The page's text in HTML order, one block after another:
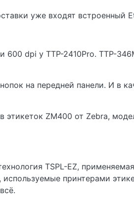
уже входят встроенный
600 dpi у TTP-2410Pro. TTP-
на передней панели. И в
ZM400 от Zebra,
TSPL-EZ,
принтерами